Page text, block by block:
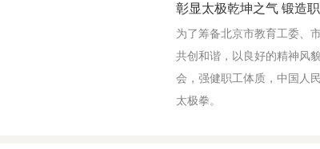
彰显太极乾坤之气 锻造
为了筹备北京市教育工委、
共创和谐，以良好的精神风
会，强健职工体质，中国人
太极拳。